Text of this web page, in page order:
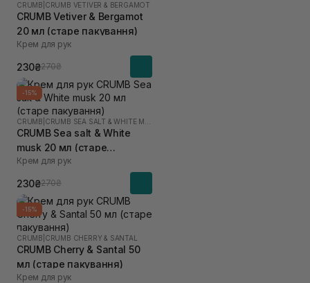
CRUMB CRUMB VETIVER & BERGAMOT
CRUMB Vetiver & Bergamot
20 мл (старе пакування)
Крем для рук
230₴270₴
-15%
CRUMB
CRUMB Sea salt & White
musk 20 мл (старе
пакування)
Крем для рук
230₴270₴
-15%
CRUMB CRUMB CHERRY & SANTAL
CRUMB Cherry & Santal 50
мл (старе пакування)
Крем для рук